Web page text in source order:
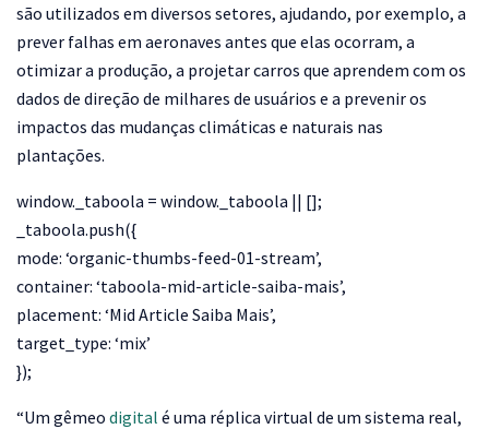
são utilizados em diversos setores, ajudando, por exemplo, a
prever falhas em aeronaves antes que elas ocorram, a
otimizar a produção, a projetar carros que aprendem com os
dados de direção de milhares de usuários e a prevenir os
impactos das mudanças climáticas e naturais nas
plantações.
window._taboola = window._taboola || [];
_taboola.push({
mode: ‘organic-thumbs-feed-01-stream’,
container: ‘taboola-mid-article-saiba-mais’,
placement: ‘Mid Article Saiba Mais’,
target_type: ‘mix’
});
“Um gêmeo digital é uma réplica virtual de um sistema real,